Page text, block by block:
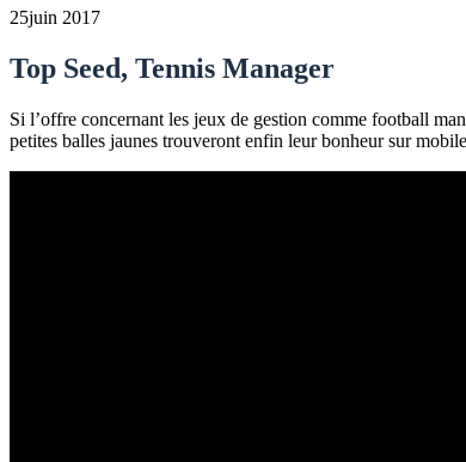
25juin 2017
Top Seed, Tennis Manager
Si l’offre concernant les jeux de gestion comme football
petites balles jaunes trouveront enfin leur bonheur sur